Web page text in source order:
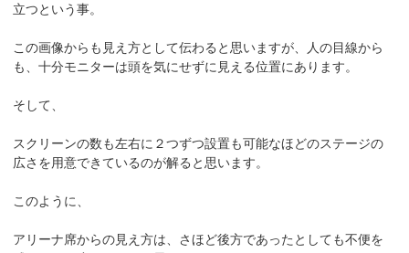
立つという事。
この画像からも見え方として伝わると思いますが、人の目線から
も、十分モニターは頭を気にせずに見える位置にあります。
そして、
スクリーンの数も左右に２つずつ設置も可能なほどのステージの
広さを用意できているのが解ると思います。
このように、
アリーナ席からの見え方は、さほど後方であったとしても不便を